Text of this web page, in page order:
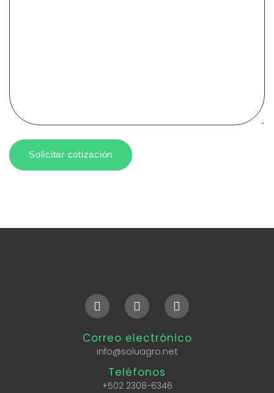
Correo electrónico
info@soluagro.net
Teléfonos
+502 2308-6346